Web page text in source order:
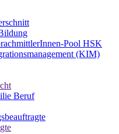
Pool HSK
(KIM)
Beruf